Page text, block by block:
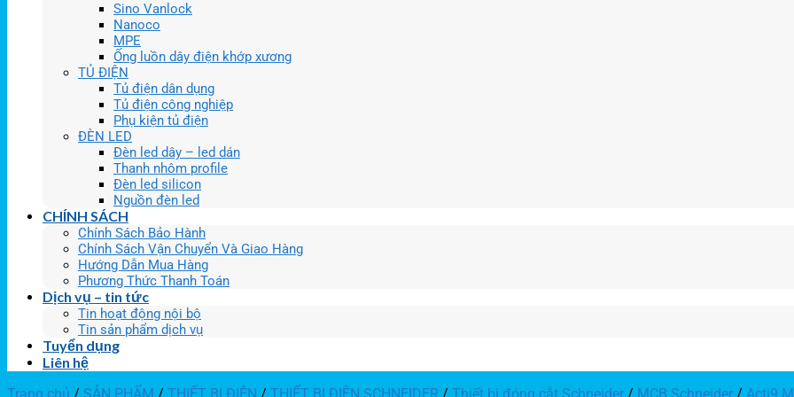
Sino Vanlock
Nanoco
MPE
Ống luồn dây điện khớp xương
TỦ ĐIỆN
Tủ điện dân dụng
Tủ điện công nghiệp
Phụ kiện tủ điện
ĐÈN LED
Đèn led dây – led dán
Thanh nhôm profile
Đèn led silicon
Nguồn đèn led
CHÍNH SÁCH
Chính Sách Bảo Hành
Chính Sách Vận Chuyển Và Giao Hàng
Hướng Dẫn Mua Hàng
Phương Thức Thanh Toán
Dịch vụ – tin tức
Tin hoạt động nội bộ
Tin sản phẩm dịch vụ
Tuyển dụng
Liên hệ